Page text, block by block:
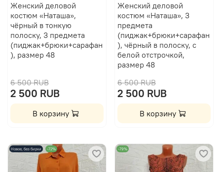
Женский деловой
костюм «Наташа»,
чёрный в тонкую
полоску, 3 предмета
(пиджак+брюки+сарафан
), размер 48
6 500 RUB
2 500 RUB
В корзину
Женский деловой
костюм «Наташа», 3
предмета
(пиджак+брюки+сарафан
), чёрный в полоску, с
белой отстрочкой,
размер 48
6 500 RUB
2 500 RUB
В корзину
Новое, без бирки -72% -79%